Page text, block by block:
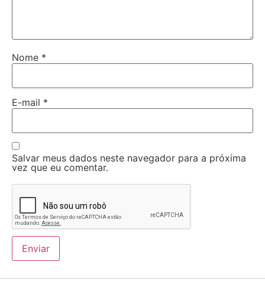
Nome *
E-mail *
Salvar meus dados neste navegador para a próxima
vez que eu comentar.